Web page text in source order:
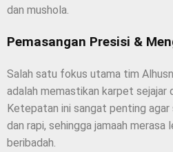
dan mushola.
Pemasangan Presisi &
Salah satu fokus utama tim
adalah memastikan karpet sejajar
Ketepatan ini sangat penting
dan rapi, sehingga jamaah merasa
beribadah.